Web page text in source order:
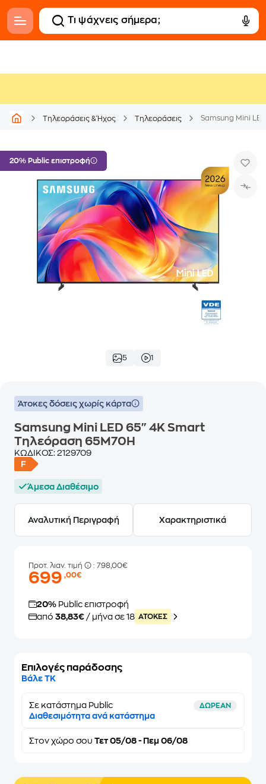
Τηλεοράσεις & Ήχος Τηλεοράσεις Samsung Mini
20% Public επιστροφή
5 1
Άτοκες δόσεις χωρίς κάρτα
Samsung Mini LED 65" 4K Smart
Τηλεόραση 65M70H
ΚΩΔΙΚΟΣ: 2129709
Άμεσα Διαθέσιμο
Αναλυτική Περιγραφή Χαρακτηριστικά
Προτ. λιαν. τιμή : 798,00€
699,00€
20% Public επιστροφή
από 38,83€ / μήνα σε 18 ATOKEΣ
Επιλογές παράδοσης
Βάλε ΤΚ
Σε κατάστημα Public ΔΩΡΕΑΝ
Διαθεσιμότητα ανά κατάστημα
Στον χώρο σου Τετ 05/08 - Πεμ 06/08